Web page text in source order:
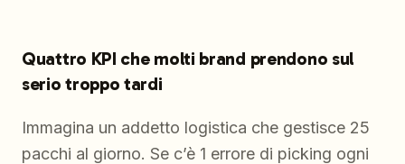
Quattro KPI che molti brand prendono sul
serio troppo tardi
Immagina un addetto logistica che gestisce 25
pacchi al giorno. Se c’è 1 errore di picking ogni